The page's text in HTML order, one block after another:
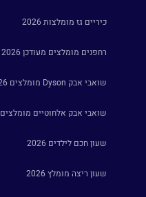
כיריים גז מומלצות 2026
רחפנים מומלצים מעודכן 2026
שואבי אבק Dyson מומלצים 2026
שואבי אבק אלחוטיים מומלצים 2026
שעון חכם לילדים 2026
שעון ריצה מומלץ 2026